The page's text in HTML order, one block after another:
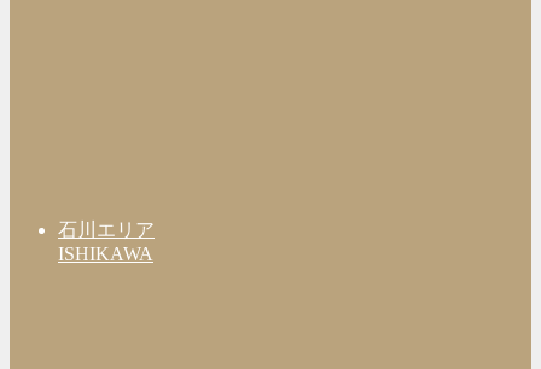
石川エリア
ISHIKAWA